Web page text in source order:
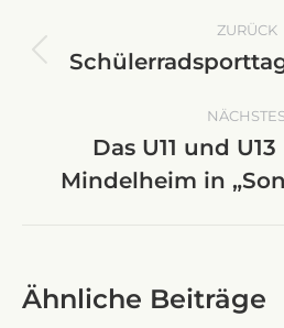
ZURÜCK
Das U11 und
Mindelheim in
Ähnliche Beiträge